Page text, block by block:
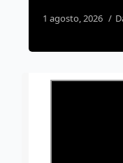
4 agosto, 2026